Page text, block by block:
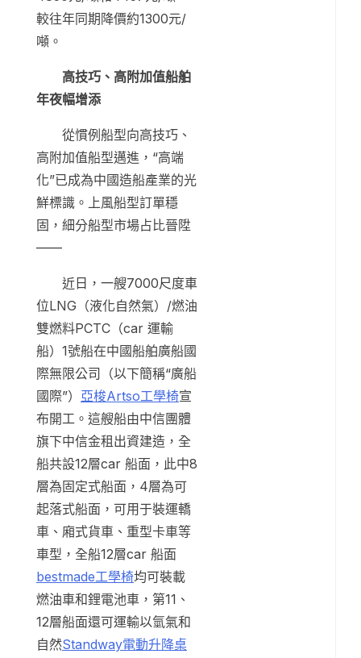
較往年同期降價約1300元/
噸。
高技巧、高附加值船舶
年夜幅增添
從慣例船型向高技巧、
高附加值船型邁進，“高端
化”已成為中國造船產業的光
鮮標識。上風船型訂單穩
固，細分船型市場占比晉陞
——
近日，一艘7000尺度車
位LNG（液化自然氣）/燃油
雙燃料PCTC（car 運輸
船）1號船在中國船舶廣船國
際無限公司（以下簡稱“廣船
國際”） 亞梭Artso工學椅宣
布開工。這艘船由中信團體
旗下中信金租出資建造，全
船共設12層car 船面，此中8
層為固定式船面，4層為可
起落式船面，可用于裝運轎
車、廂式貨車、重型卡車等
車型，全船12層car 船面
bestmade工學椅均可裝載
燃油車和鋰電池車，第11、
12層船面還可運輸以氫氣和
自然Standway電動升降桌